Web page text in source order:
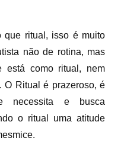
que ritual, isso é muito
não de rotina, mas
está como ritual, nem
O Ritual é prazeroso, é
necessita e busca
o ritual uma atitude